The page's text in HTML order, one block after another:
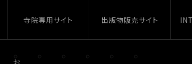
寺院専用サイト 出版物販売サイト